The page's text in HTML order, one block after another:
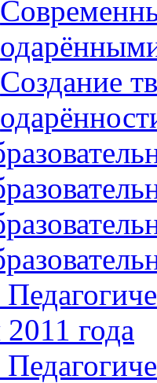
Создание
года